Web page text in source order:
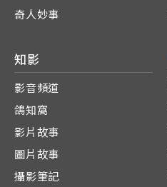
奇人妙事
知影
影音頻道
鴿知窩
影片故事
圖片故事
攝影筆記